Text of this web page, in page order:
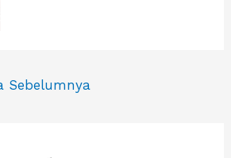
Sebelumnya